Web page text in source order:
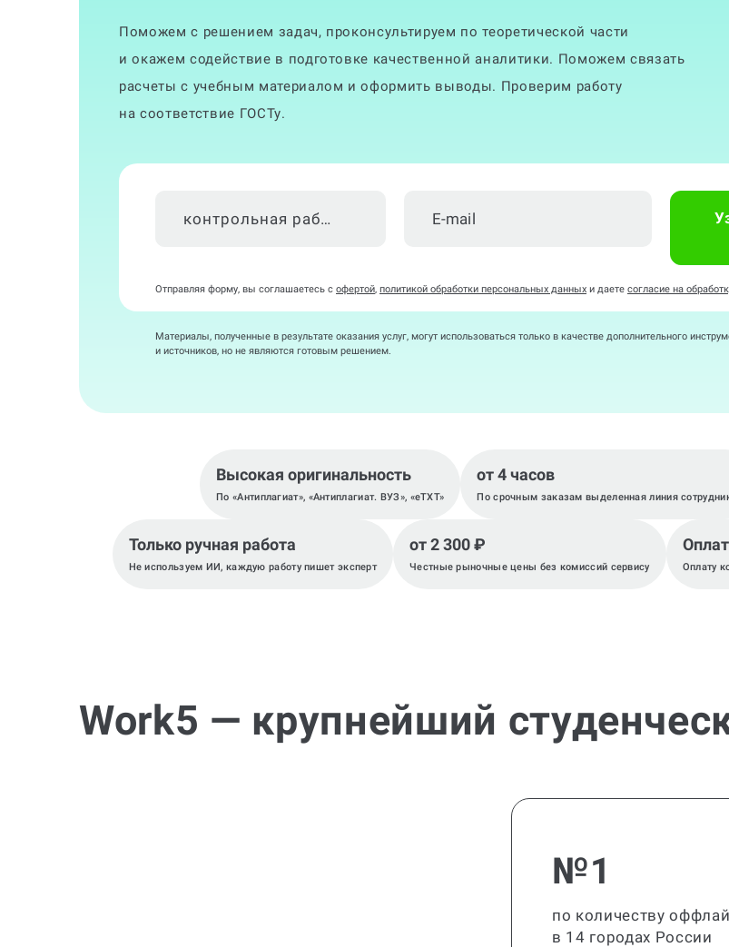
Поможем с решением задач, проконсультируем по теоретической части
и окажем содействие в подготовке качественной аналитики. Поможем связать
расчеты с учебным материалом и оформить выводы. Проверим работу
на соответствие ГОСТу.
контрольная работа
Отправляя форму, вы соглашаетесь с офертой политикой обработки персональных данных и даете согласие на
Материалы, полученные в результате оказания услуг, могут использоваться только в качестве дополнительного
и источников, но не являются готовым решением.
Высокая оригинальность
По «Антиплагиат», «Антиплагиат. ВУЗ», «eTXT»
от 4 часов
По срочным заказам выделенная линия
Только ручная работа
Не используем ИИ, каждую работу пишет эксперт
от 2 300 ₽
Честные рыночные цены без комиссий сервису Оплату
Work5 — крупнейший
№1
по количеству
в 14 городах России